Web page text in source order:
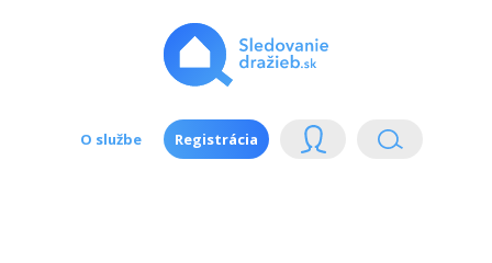
O službe Registrácia